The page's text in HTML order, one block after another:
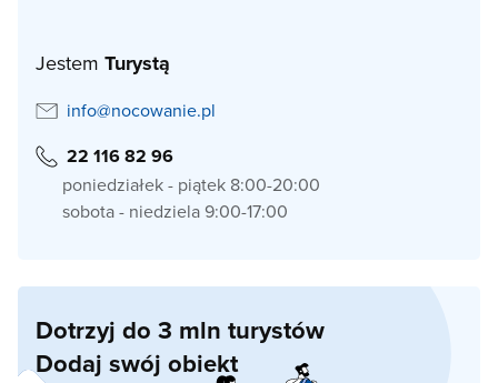
Jestem Turystą
info@nocowanie.pl
22 116 82 96
poniedziałek - piątek 8:00-20:00
sobota - niedziela 9:00-17:00
Dotrzyj do 3 mln turystów
Dodaj swój obiekt